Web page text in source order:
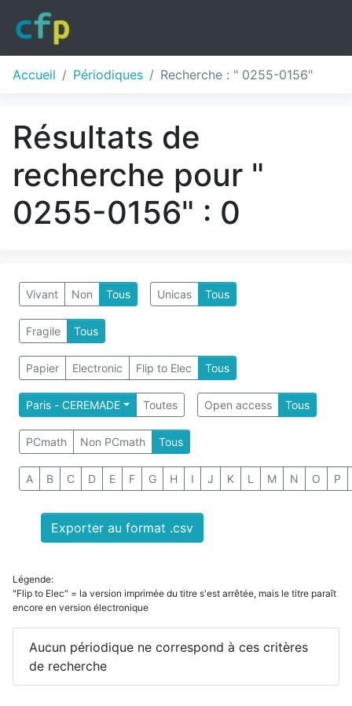
Accueil Périodiques Recherche : " 0255-0156"
Résultats de
recherche pour "
0255-0156" : 0
Vivant Non Tous Unicas Tous
Fragile Tous
Papier Electronic Flip to Elec Tous
Paris - CEREMADE Toutes Open access Tous
PCmath Non PCmath Tous
A B C D E F G H I J K L M N O P
Exporter au format .csv
Légende:
"Flip to Elec" = la version imprimée du titre s'est arrêtée, mais le titre paraît
encore en version électronique
Aucun périodique ne correspond à ces critères
de recherche